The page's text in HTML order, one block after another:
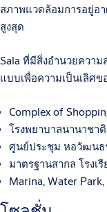
สภาพแวดล้อมการอยู่อ
สูงสุด
Sala ที่มีสิ่งอำนวยควา
แบบเพื่อความเป็นเลิศ
Complex of
โรงพยาบาลนานาชา
ศูนย์ประชุม หอวัฒนธ
มาตรฐานสากล โรงเ
Marina, Water